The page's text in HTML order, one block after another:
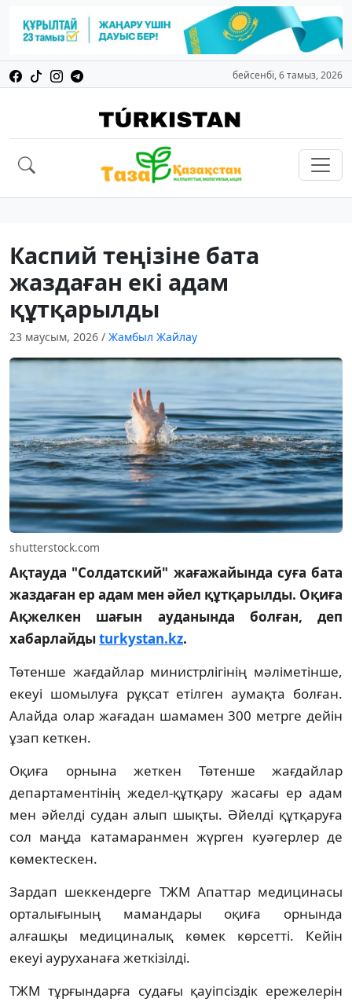
бейсенбі, 6 тамыз, 2026
Каспий теңізіне бата
жаздаған екі адам
құтқарылды
23 маусым, 2026 / Жамбыл Жайлау
shutterstock.com
Ақтауда "Солдатский" жағажайында суға бата
жаздаған ер адам мен әйел құтқарылды. Оқиға
Ақжелкен шағын ауданында болған, деп
хабарлайдыturkystan.kz.
Төтенше жағдайлар министрлігінің мәліметінше,
екеуі шомылуға рұқсат етілген аумақта болған.
Алайда олар жағадан шамамен 300 метрге дейін
ұзап кеткен.
Оқиға орнына жеткен Төтенше жағдайлар
департаментінің жедел-құтқару жасағы ер адам
мен әйелді судан алып шықты. Әйелді құтқаруға
сол маңда катамаранмен жүрген куәгерлер де
көмектескен.
Зардап шеккендерге ТЖМ Апаттар медицинасы
орталығының мамандары оқиға орнында
алғашқы медициналық көмек көрсетті. Кейін
екеуі ауруханаға жеткізілді.
ТЖМ тұрғындарға судағы қауіпсіздік ережелерін